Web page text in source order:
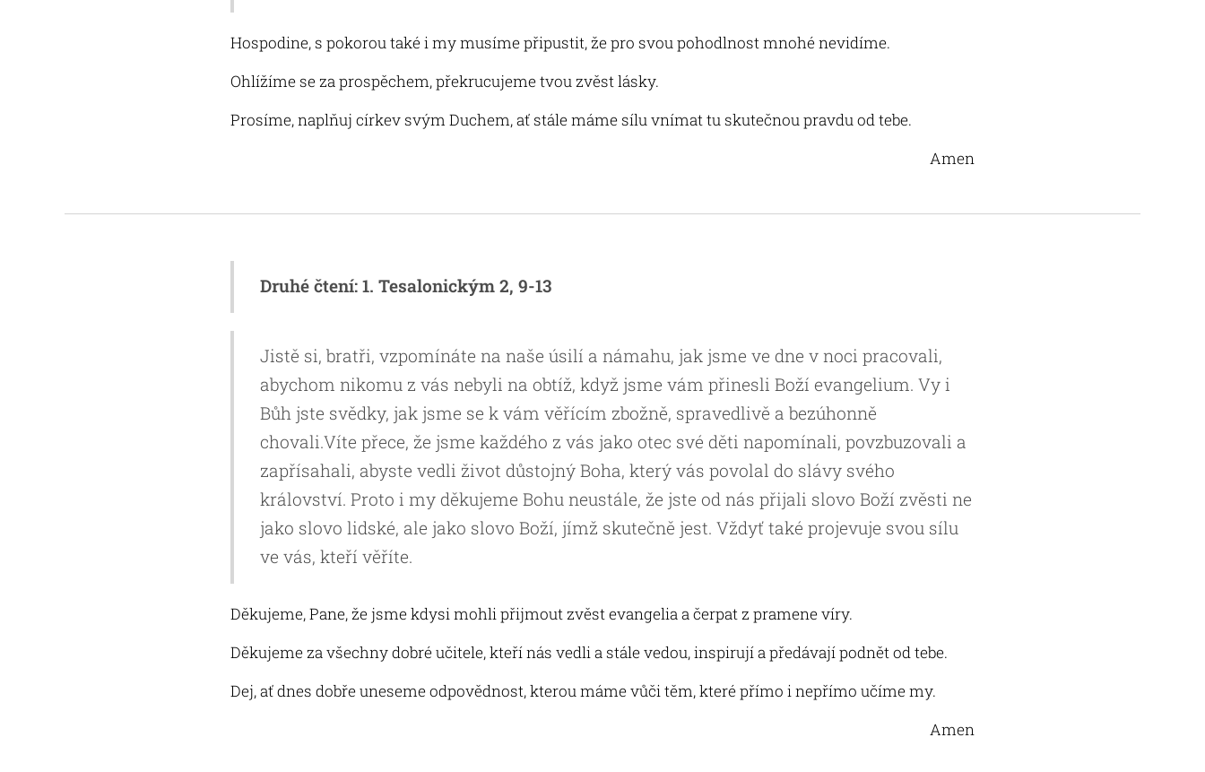
Hospodine, s pokorou také i my musíme připustit, že pro svou pohodlnost mnohé nevidíme.
Ohlížíme se za prospěchem, překrucujeme tvou zvěst lásky.
Prosíme, naplňuj církev svým Duchem, ať stále máme sílu vnímat tu skutečnou pravdu od tebe.
Amen
Druhé čtení: 1. Tesalonickým 2, 9-13
Jistě si, bratři, vzpomínáte na naše úsilí a námahu, jak jsme ve dne v noci pracovali,
abychom nikomu z vás nebyli na obtíž, když jsme vám přinesli Boží evangelium. Vy i
Bůh jste svědky, jak jsme se k vám věřícím zbožně, spravedlivě a bezúhonně
chovali.Víte přece, že jsme každého z vás jako otec své děti napomínali, povzbuzovali a
zapřísahali, abyste vedli život důstojný Boha, který vás povolal do slávy svého
království. Proto i my děkujeme Bohu neustále, že jste od nás přijali slovo Boží zvěsti ne
jako slovo lidské, ale jako slovo Boží, jímž skutečně jest. Vždyť také projevuje svou sílu
ve vás, kteří věříte.
Děkujeme, Pane, že jsme kdysi mohli přijmout zvěst evangelia a čerpat z pramene víry.
Děkujeme za všechny dobré učitele, kteří nás vedli a stále vedou, inspirují a předávají podnět od tebe.
Dej, ať dnes dobře uneseme odpovědnost, kterou máme vůči těm, které přímo i nepřímo učíme my.
Amen